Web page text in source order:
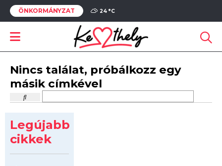
ÖNKORMÁNYZAT 24 °C
Nincs találat, próbálkozz egy
másik címkével
Legújabb
cikkek